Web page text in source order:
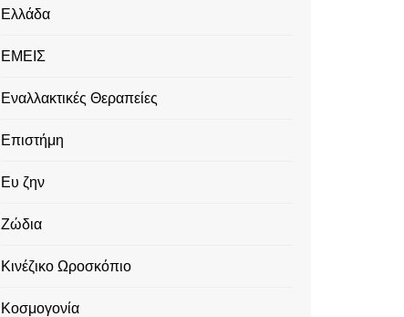
Ελλάδα
ΕΜΕΙΣ
Εναλλακτικές Θεραπείες
Επιστήμη
Ευ ζην
Ζώδια
Κινέζικο Ωροσκόπιο
Κοσμογονία